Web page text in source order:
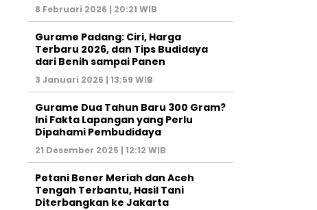
8 Februari 2026 | 20:21 WIB
Gurame Padang: Ciri, Harga
Terbaru 2026, dan Tips Budidaya
dari Benih sampai Panen
3 Januari 2026 | 13:59 WIB
Gurame Dua Tahun Baru 300 Gram?
Ini Fakta Lapangan yang Perlu
Dipahami Pembudidaya
21 Desember 2025 | 12:12 WIB
Petani Bener Meriah dan Aceh
Tengah Terbantu, Hasil Tani
Diterbangkan ke Jakarta